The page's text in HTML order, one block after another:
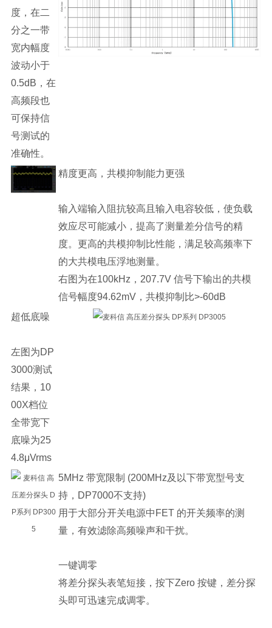
度，在二
分之一带
宽内幅度
波动小于
0.5dB，在
高频段也
可保持信
号测试的
准确性。
精度更高，共模抑制能力更强
输入端输入阻抗较高且输入电容较低，使负载
效应尽可能减小，提高了测量差分信号的精
度。更高的共模抑制比性能，满足较高频率下
的大共模电压浮地测量。
右图为在100kHz，207.7V 信号下输出的共模
信号幅度94.62mV，共模抑制比>-60dB
超低底噪
左图为DP
3000测试
结果，10
00X档位
全带宽下
底噪为25
4.8μVrms
5MHz 带宽限制 (200MHz及以下带宽型号支
持，DP7000不支持)
用于大部分开关电源中FET 的开关频率的测
量，有效滤除高频噪声和干扰。
一键调零
将差分探头表笔短接，按下Zero 按键，差分探
头即可迅速完成调零。